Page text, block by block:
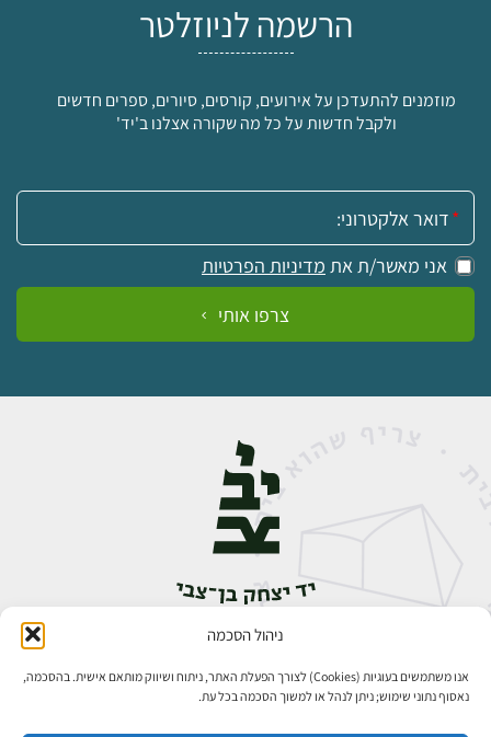
ניהול הסכמה
אנו משתמשים בעוגיות (Cookies) לצורך הפעלת האתר, ניתוח ושיווק מותאם אישית. בהסכמה,
נאסוף נתוני שימוש; ניתן לנהל או למשוך הסכמה בכל עת.
הרשמה לניוזלטר
מוזמנים להתעדכן על אירועים, קורסים, סיורים, ספרים חדשים
ולקבל חדשות על כל מה שקורה אצלנו ב'יד'
אימייל:
אני מאשר/ת את מדיניות הפרטיות
צרפו אותי
אבן גבירול 14, רחביה, ירושלים